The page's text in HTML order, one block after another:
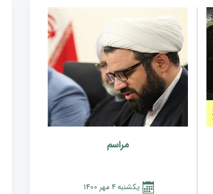
مراسم
يكشنبه4مهر 1400